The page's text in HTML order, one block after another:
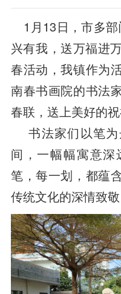
1月13日，市多
兴有我，送万福进
春活动，我镇作为
南春书画院的书法
春联，送上美好的祝
书法家们以笔为
间，一幅幅寓意
笔，每一划，都蕴
传统文化的深情致敬